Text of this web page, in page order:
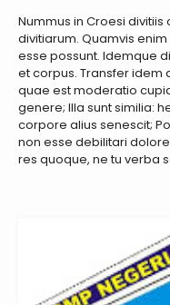
Nummus in Croesi
divitiarum. Quamvis
esse possunt. Idemque
et corpus. Transfer
quae est moderatio
genere; Illa sunt similia:
corpore alius senescit;
non esse debilitari
res quoque, ne tu verba